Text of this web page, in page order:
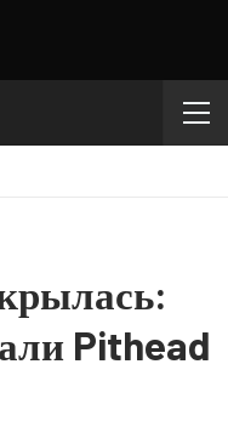
Pithead